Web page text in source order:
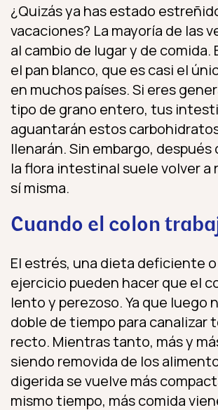
¿Quizás ya has estado
vacaciones? La mayoría de las
al cambio de lugar y de comida.
el pan blanco, que es casi el
en muchos países. Si eres
tipo de grano entero, tus
aguantarán estos
llenarán. Sin embargo, después
la flora intestinal suele volver a
sí misma.
Cuando el colon
El estrés, una dieta deficiente
ejercicio pueden hacer que el
lento y perezoso. Ya que luego
doble de tiempo para canalizar
recto. Mientras tanto, más y
siendo removida de los
digerida se vuelve más
mismo tiempo, más comida